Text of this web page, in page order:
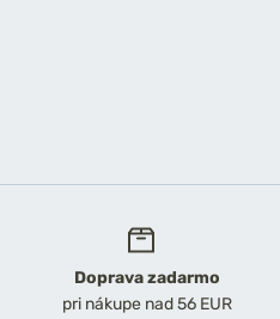
Doprava zadarmo
pri nákupe nad 56 EUR